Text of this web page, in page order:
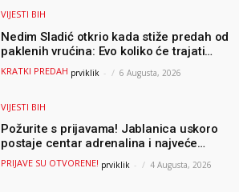
VIJESTI BIH
Nedim Sladić otkrio kada stiže predah od
paklenih vrućina: Evo koliko će trajati
osvježenje u BiH
KRATKI PREDAH prviklik - 6 Augusta, 2026
VIJESTI BIH
Požurite s prijavama! Jablanica uskoro
postaje centar adrenalina i najveće
outdoor avanture ovog ljeta
PRIJAVE SU OTVORENE! prviklik - 4 Augusta, 2026